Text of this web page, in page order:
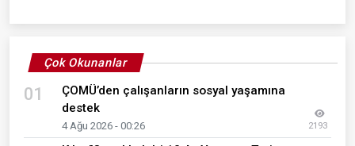
Çok Okunanlar
01
ÇOMÜ’den çalışanların sosyal yaşamına
destek
4 Ağu 2026 - 00:26 2193